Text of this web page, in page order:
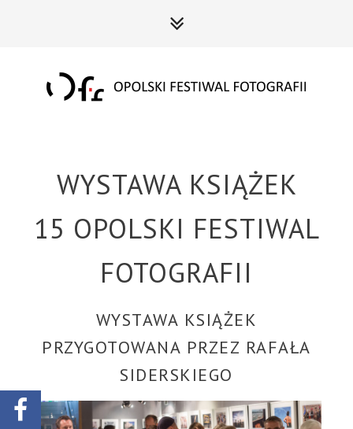
WYSTAWA KSIĄŻEK
15 OPOLSKI FESTIWAL
FOTOGRAFII
WYSTAWA KSIĄŻEK
PRZYGOTOWANA PRZEZ RAFAŁA
SIDERSKIEGO